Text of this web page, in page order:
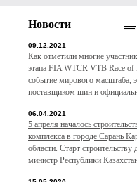
Новости
09.12.2021
Как отметили многие
этапа FIA WTCR VTB Race of
событие мирового масштаба,
поставщиком шин и
06.04.2021
5 апреля началось
комплекса в городе Сарань
области. Старт
министр Республики